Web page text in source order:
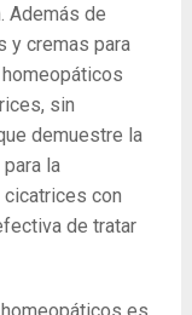
Además de
y cremas para
sin
demuestre la
la
con
de tratar